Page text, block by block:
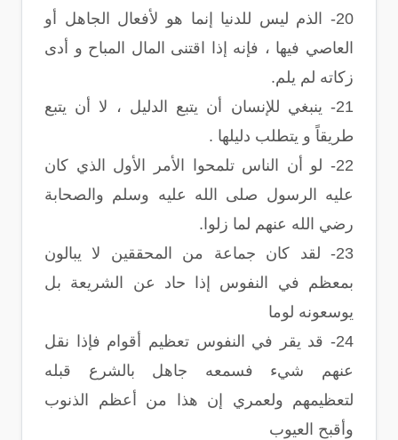
20- الذم ليس للدنيا إنما هو لأفعال الجاهل أو
العاصي فيها ، فإنه إذا اقتنى المال المباح و أدى
زكاته لم يلم.
21- ينبغي للإنسان أن يتبع الدليل ، لا أن يتبع
طريقاً و يتطلب دليلها .
22- لو أن الناس تلمحوا الأمر الأول الذي كان
عليه الرسول صلى الله عليه وسلم والصحابة
رضي الله عنهم لما زلوا.
23- لقد كان جماعة من المحققين لا يبالون
بمعظم في النفوس إذا حاد عن الشريعة بل
يوسعونه لوما
24- قد يقر في النفوس تعظيم أقوام فإذا نقل
عنهم شيء فسمعه جاهل بالشرع قبله
لتعظيمهم ولعمري إن هذا من أعظم الذنوب
وأقبح العيوب